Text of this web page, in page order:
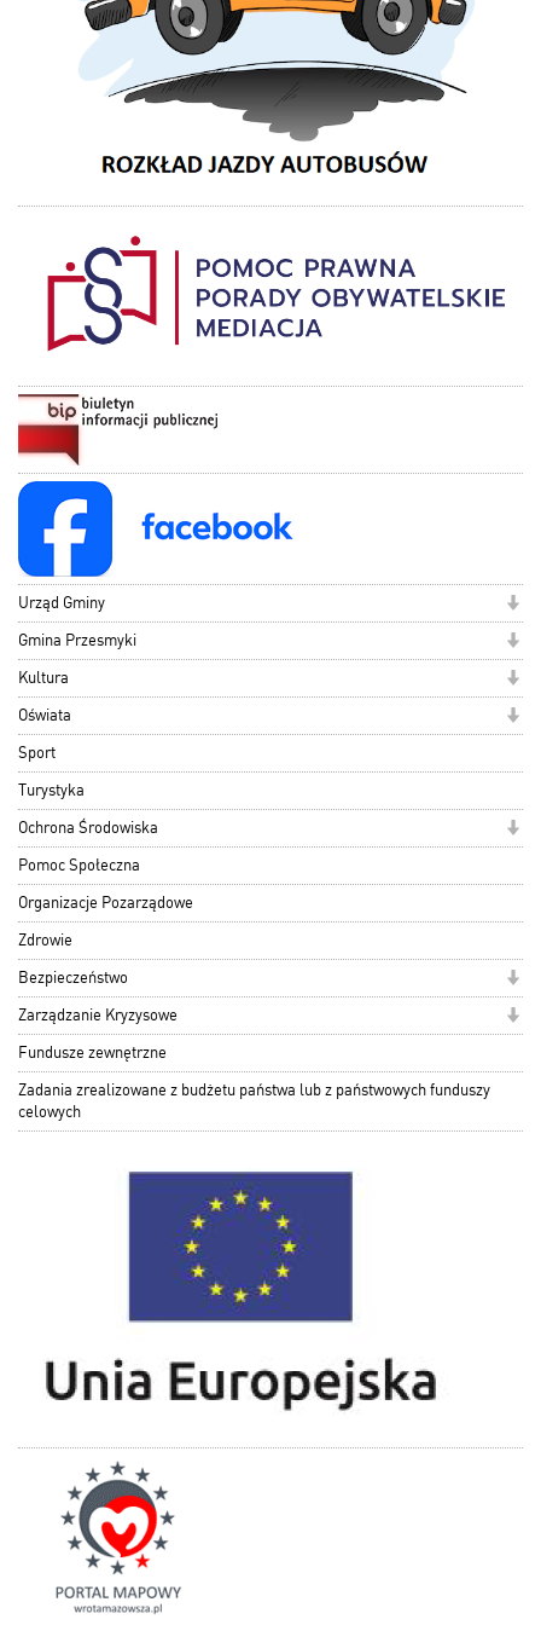
Urząd Gminy
Gmina Przesmyki
Kultura
Oświata
Sport
Turystyka
Ochrona Środowiska
Pomoc Społeczna
Organizacje Pozarządowe
Zdrowie
Bezpieczeństwo
Zarządzanie Kryzysowe
Fundusze zewnętrzne
Zadania zrealizowane z budżetu państwa lub z państwowych funduszy
celowych